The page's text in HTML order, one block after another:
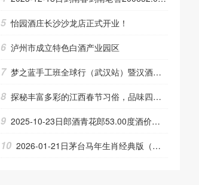
5 怡园酒庄长沙沙龙店正式开业！
6 泸州市成立特色白酒产业园区
7 梦之蓝手工班全球行（武汉站）暨汉酒上市发布会在武汉举行
8 探秘丰富多彩的江西春节习俗，品味四特酒里的家乡味
9 2025-10-23日郎酒青花郎53.00度酒价格为660一瓶，下跌 10元
10 2026-01-21日茅台马年生肖经典版（散）53.00度酒价格为2,180一瓶，下跌 55元